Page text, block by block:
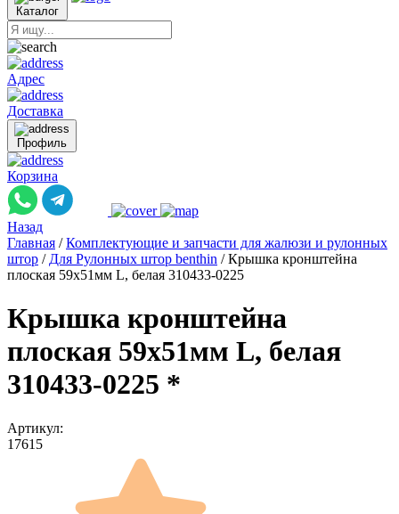
Каталог
Адрес
Доставка
Профиль
Корзина
Назад
Главная / Комплектующие и запчасти для жалюзи и рулонных
штор / Для Рулонных штор benthin / Крышка кронштейна
плоская 59x51мм L, белая 310433-0225
Крышка кронштейна
плоская 59x51мм L, белая
310433-0225 *
Артикул:
17615